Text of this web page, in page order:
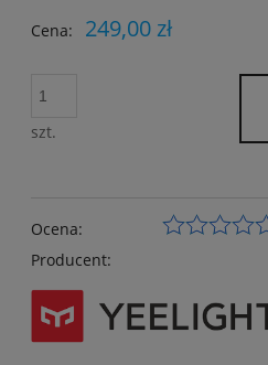
Cena: 249,00 zł
szt.
Ocena:
Producent: